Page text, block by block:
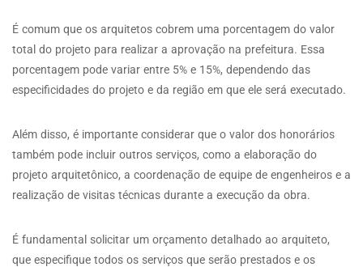
É comum que os arquitetos cobrem uma porcentagem do valor
total do projeto para realizar a aprovação na prefeitura. Essa
porcentagem pode variar entre 5% e 15%, dependendo das
especificidades do projeto e da região em que ele será executado.
Além disso, é importante considerar que o valor dos honorários
também pode incluir outros serviços, como a elaboração do
projeto arquitetônico, a coordenação de equipe de engenheiros e a
realização de visitas técnicas durante a execução da obra.
É fundamental solicitar um orçamento detalhado ao arquiteto,
que especifique todos os serviços que serão prestados e os